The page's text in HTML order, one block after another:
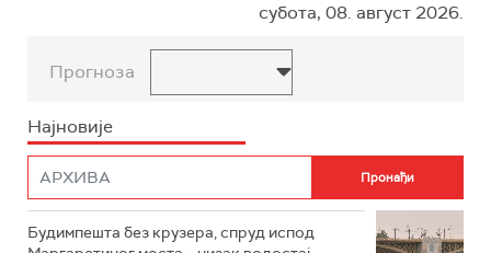
субота, 08. август 2026.
Прогноза
Најновије
Будимпешта без крузера, спруд испод